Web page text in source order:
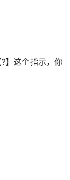
】这个指示，你